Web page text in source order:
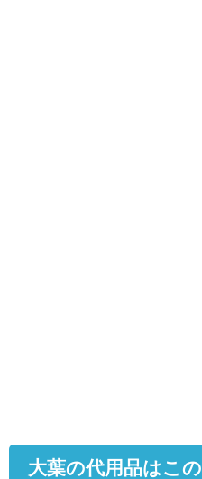
大葉の代用品はこの